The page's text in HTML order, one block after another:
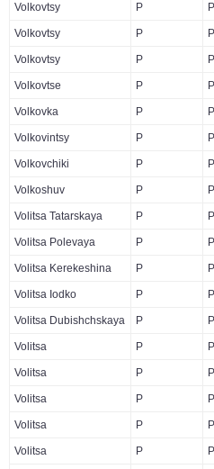
Volkovtsy P
Volkovtsy P
Volkovtsy P
Volkovtse P
Volkovka P
Volkovintsy P
Volkovchiki P
Volkoshuv P
Volitsa Tatarskaya P
Volitsa Polevaya P
Volitsa Kerekeshina P
Volitsa Iodko P
Volitsa Dubishchskaya P
Volitsa P
Volitsa P
Volitsa P
Volitsa P
Volitsa P